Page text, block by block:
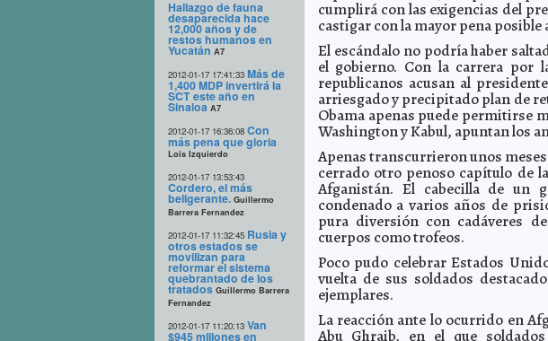
Hallazgo de fauna
desaparecida hace
12,000 años y de
restos humanos en
Yucatán A7
2012-01-17 17:41:33 Más de
1,400 MDP invertirá la
SCT este año en
Sinaloa A7
2012-01-17 16:36:08 Con
más pena que gloria
Lois Izquierdo
2012-01-17 13:53:43
Cordero, el más
beligerante. Guillermo
Barrera Fernandez
2012-01-17 11:32:45 Rusia y
otros estados se
movilizan para
reformar el sistema
quebrantado de los
tratados Guillermo Barrera
Fernandez
2012-01-17 11:20:13 Van
$945 millones en
cumplirá con las exigencias del
castigar con la mayor pena posible
El escándalo no podría haber
el gobierno. Con la carrera por
republicanos acusan al
arriesgado y precipitado plan de
Obama apenas puede permitirse
Washington y Kabul, apuntan los
Apenas transcurrieron unos
cerrado otro penoso capítulo de
Afganistán. El cabecilla de un
condenado a varios años de
pura diversión con cadáveres
cuerpos como trofeos.
Poco pudo celebrar Estados
vuelta de sus soldados
ejemplares.
La reacción ante lo ocurrido en
Abu Ghraib, en el que